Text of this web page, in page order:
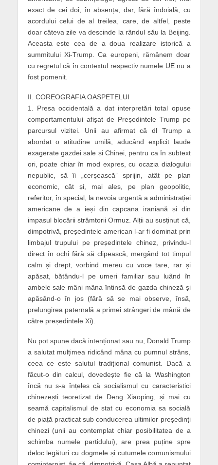
exact de cei doi, în absența, dar, fără îndoială, cu
acordului celui de al treilea, care, de altfel, peste
doar câteva zile va descinde la rândul său la Beijing.
Aceasta este cea de a doua realizare istorică a
summitului Xi-Trump. Ca europeni, rămânem doar
cu regretul că în contextul respectiv numele UE nu a
fost pomenit.
II. COREOGRAFIA OASPETELUI
1. Presa occidentală a dat interpretări total opuse
comportamentului afișat de Președintele Trump pe
parcursul vizitei. Unii au afirmat că dl Trump a
abordat o atitudine umilă, aducând explicit laude
exagerate gazdei sale și Chinei, pentru ca în subtext
ori, poate chiar în mod expres, cu ocazia dialogului
nepublic, să îi „cerșească” sprijin, atât pe plan
economic, cât și, mai ales, pe plan geopolitic,
referitor, în special, la nevoia urgentă a administrației
americane de a ieși din capcana iraniană și din
impasul blocării strâmtorii Ormuz. Alții au susținut că,
dimpotrivă, președintele american l-ar fi dominat prin
limbajul trupului pe președintele chinez, privindu-l
direct în ochi fără să clipească, mergând tot timpul
calm și drept, vorbind mereu cu voce tare, rar și
apăsat, bătându-l pe umeri familiar sau luând în
ambele sale mâni mâna întinsă de gazda chineză și
apăsând-o în jos (fără să se mai observe, însă,
prelungirea paternală a primei strângeri de mână de
către președintele Xi).
Nu pot spune dacă intenționat sau nu, Donald Trump
a salutat mulțimea ridicând mâna cu pumnul strâns,
ceea ce este salutul tradițional comunist. Dacă a
făcut-o din calcul, dovedește fie că la Washington
încă nu s-a înțeles că socialismul cu caracteristici
chinezești teoretizat de Deng Xiaoping, și mai cu
seamă capitalismul de stat cu economia sa socială
de piață practicat sub conducerea ultimilor președinți
chinezi (unii au contemplat chiar posibilitatea de a
schimba numele partidului), are prea puține spre
deloc legături cu dogmele și cutumele comunismului